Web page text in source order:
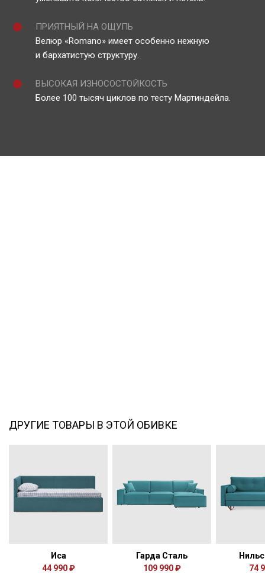
ПРИЯТНЫЙ НА ОЩУПЬ
Велюр «Romano» имеет особенно нежную
и бархатистую структуру.
ВЫСОКАЯ ИЗНОСОСТОЙКОСТЬ
Более 100 тысяч циклов по тесту Мартиндейла.
ДРУГИЕ ТОВАРЫ В ЭТОЙ ОБИВКЕ
Иса
44 990 ₽
Гарда Сталь
109 990 ₽
74